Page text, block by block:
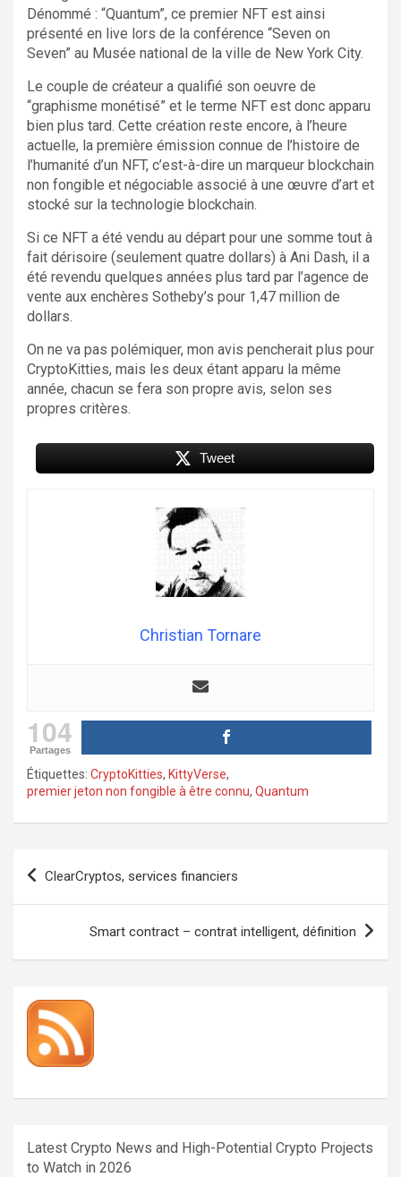
Dénommé : “Quantum”, ce premier NFT est ainsi
présenté en live lors de la conférence “Seven on
Seven” au Musée national de la ville de New York City.
Le couple de créateur a qualifié son oeuvre de
“graphisme monétisé” et le terme NFT est donc apparu
bien plus tard. Cette création reste encore, à l’heure
actuelle, la première émission connue de l’histoire de
l’humanité d’un NFT, c’est-à-dire un marqueur blockchain
non fongible et négociable associé à une œuvre d’art et
stocké sur la technologie blockchain.
Si ce NFT a été vendu au départ pour une somme tout à
fait dérisoire (seulement quatre dollars) à Ani Dash, il a
été revendu quelques années plus tard par l’agence de
vente aux enchères Sotheby’s pour 1,47 million de
dollars.
On ne va pas polémiquer, mon avis pencherait plus pour
CryptoKitties, mais les deux étant apparu la même
année, chacun se fera son propre avis, selon ses
propres critères.
Tweet
Christian Tornare
104
Partages
Étiquettes: CryptoKitties, KittyVerse,
premier jeton non fongible à être connu, Quantum
Navigation
de
ClearCryptos, services financiers
Smart contract – contrat intelligent, définition
Latest Crypto News and High-Potential Crypto Projects
to Watch in 2026